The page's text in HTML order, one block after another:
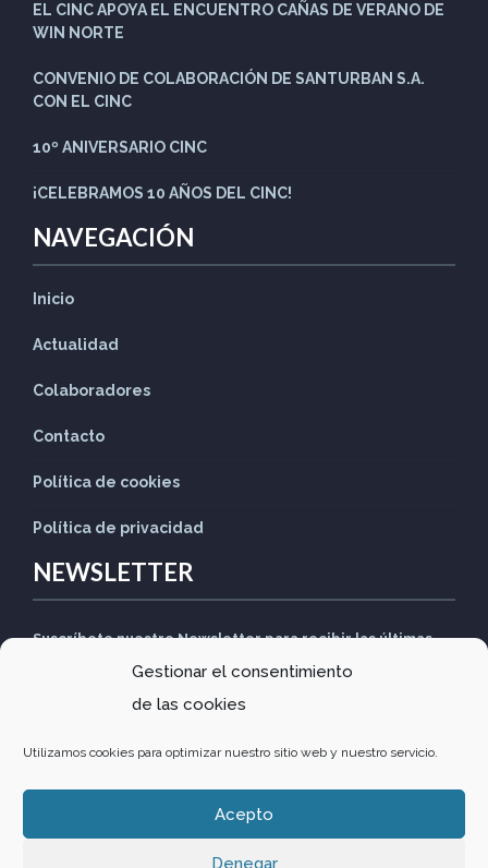
Gestionar el consentimiento
de las cookies
Utilizamos cookies para optimizar nuestro sitio web y nuestro servicio.
Acepto
Denegar
EL CINC APOYA EL ENCUENTRO CAÑAS DE VERANO DE
WIN NORTE
CONVENIO DE COLABORACIÓN DE SANTURBAN S.A.
CON EL CINC
10º ANIVERSARIO CINC
¡CELEBRAMOS 10 AÑOS DEL CINC!
NAVEGACIÓN
Inicio
Actualidad
Colaboradores
Contacto
Política de cookies
Política de privacidad
NEWSLETTER
Suscríbete nuestro Newsletter para recibir las últimas
Design byComunitics·Política de privacidad·Política de